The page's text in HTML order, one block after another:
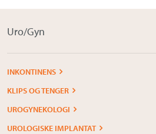
Uro/Gyn
INKONTINENS
KLIPS OG TENGER
UROGYNEKOLOGI
UROLOGISKE IMPLANTAT